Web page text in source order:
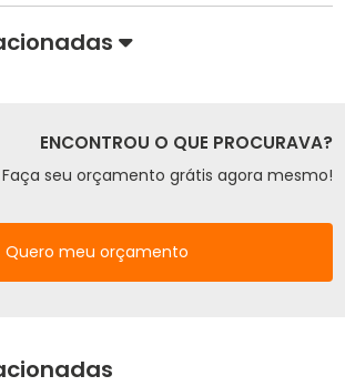
ENCONTROU O QUE PROCURAVA?
Faça seu orçamento grátis agora mesmo!
Quero meu orçamento